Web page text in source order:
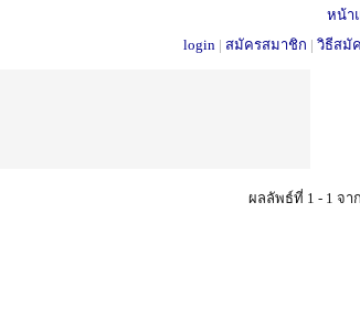
หน้า
login | สมัครสมาชิก | วิธีสมั
ผลลัพธ์ที่ 1 - 1 จา